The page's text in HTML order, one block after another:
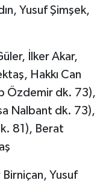
Yusuf Şimşek,
İlker Akar,
Hakkı Can
Özdemir dk. 73),
Nalbant dk. 73),
81), Berat
Yusuf